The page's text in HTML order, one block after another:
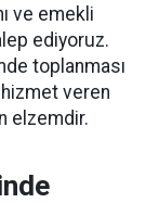
ve emekli
ediyoruz.
toplanması
hizmet veren
elzemdir.